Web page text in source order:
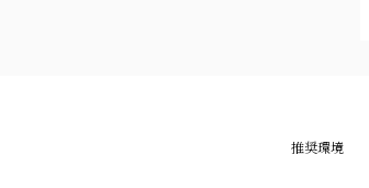
推奨環境